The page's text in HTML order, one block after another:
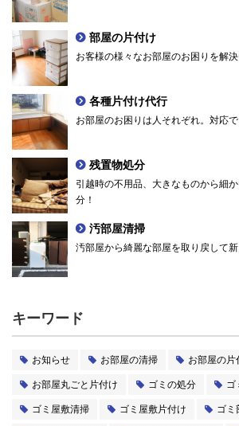
部屋の片付け
お客様の様々なお部屋のお困りを解決
各種片付け代行
お部屋のお困りは人それぞれ。対応
残置物処分
引越時の不用品、大きなものから細
分！
汚部屋清掃
汚部屋から綺麗な部屋を取り戻して
キーワード
お知らせ お部屋の清掃
お部屋の片
お部屋丸ごと片付け
ゴミの処分
ゴ
ゴミ屋敷清掃
ゴミ屋敷片付け
ゴミ